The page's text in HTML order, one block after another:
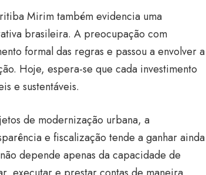
Mirim também evidencia uma
brasileira. A preocupação com
formal das regras e passou a envolver a
Hoje, espera-se que cada investimento
e sustentáveis.
de modernização urbana, a
e fiscalização tende a ganhar ainda
depende apenas da capacidade de